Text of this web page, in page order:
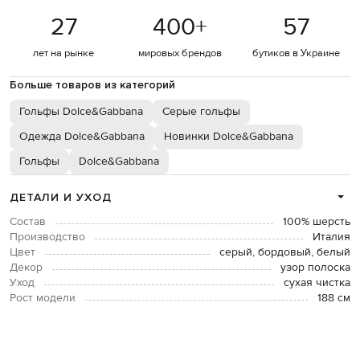
27
лет на рынке
400+
мировых брендов
57
бутиков в Украине
Больше товаров из категорий
Гольфы Dolce&Gabbana
Серые гольфы
Одежда Dolce&Gabbana
Новинки Dolce&Gabbana
Гольфы
Dolce&Gabbana
ДЕТАЛИ И УХОД
Состав
100% шерсть
Производство
Италия
Цвет
серый, бордовый, белый
Декор
узор полоска
Уход
сухая чистка
Рост модели
188 см